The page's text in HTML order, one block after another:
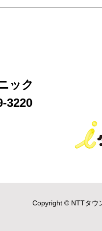
ック
3220
Copyright © NTTタウ